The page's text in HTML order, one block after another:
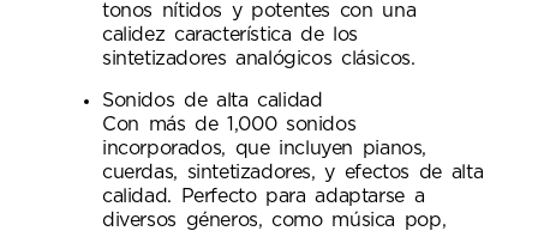
tonos nítidos y potentes con una
calidez característica de los
sintetizadores analógicos clásicos.
Sonidos de alta calidad
Con más de 1,000 sonidos
incorporados, que incluyen pianos,
cuerdas, sintetizadores, y efectos de alta
calidad. Perfecto para adaptarse a
diversos géneros, como música pop,